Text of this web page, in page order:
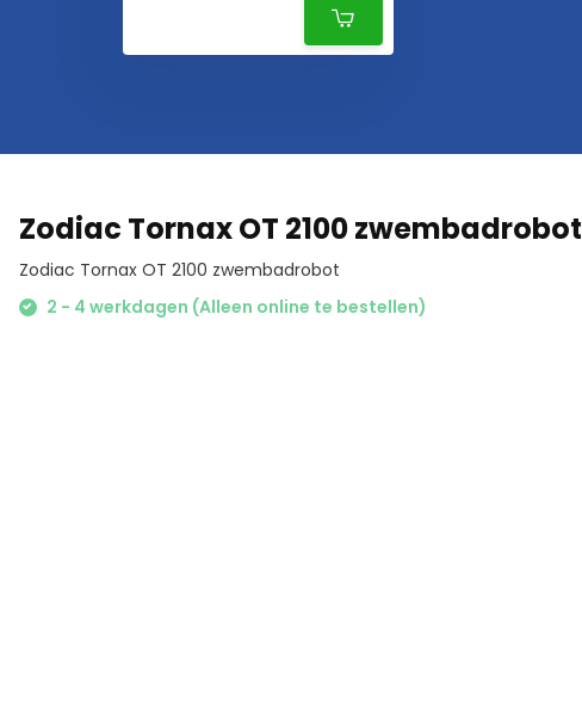
Zodiac Tornax OT 2100 zwembadrobot
Zodiac Tornax OT 2100 zwembadrobot
2 - 4 werkdagen (Alleen online te bestellen)